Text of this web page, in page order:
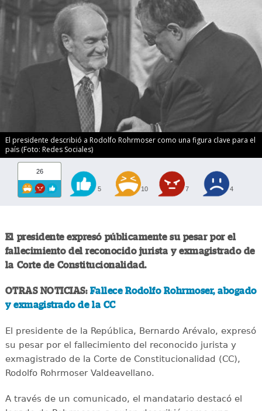
El presidente describió a Rodolfo Rohrmoser como una figura clave para el
país (Foto: Redes Sociales)
26
5 10 7 4
El presidente expresó públicamente su pesar por el
fallecimiento del reconocido jurista y exmagistrado de
la Corte de Constitucionalidad.
OTRAS NOTICIAS: Fallece Rodolfo Rohrmoser, abogado
y exmagistrado de la CC
El presidente de la República, Bernardo Arévalo, expresó
su pesar por el fallecimiento del reconocido jurista y
exmagistrado de la Corte de Constitucionalidad (CC),
Rodolfo Rohrmoser Valdeavellano.
A través de un comunicado, el mandatario destacó el